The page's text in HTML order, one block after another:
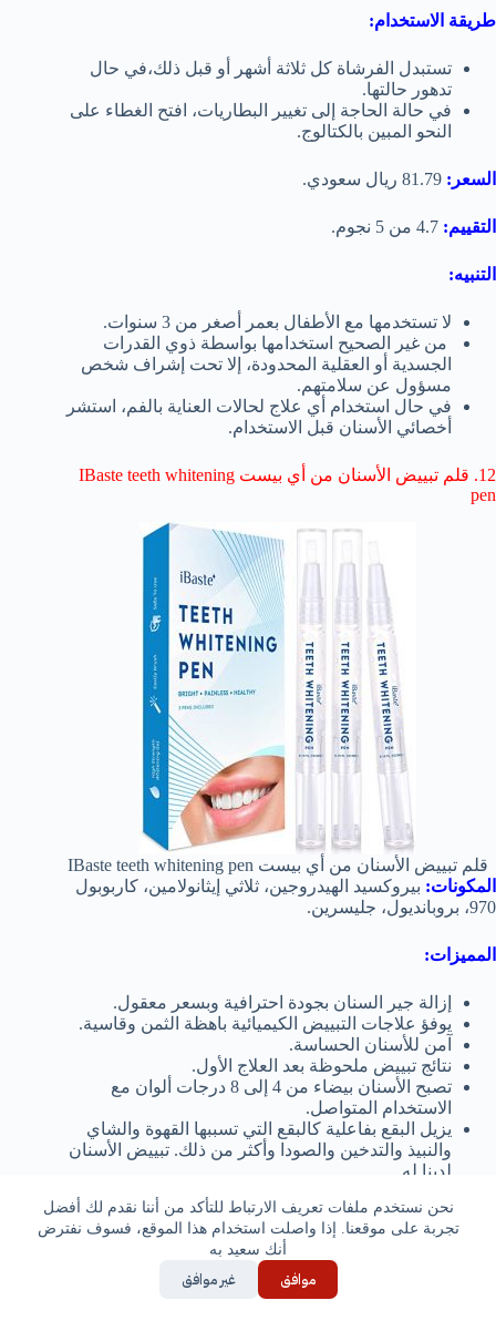
نحن نستخدم ملفات تعريف الارتباط للتأكد من أننا نقدم لك أفضل
تجربة على موقعنا. إذا واصلت استخدام هذا الموقع، فسوف نفترض
أنك سعيد به
موافق غير موافق
طريقة الاستخدام:
تستبدل الفرشاة كل ثلاثة أشهر أو قبل ذلك،في حال
تدهور حالتها.
في حالة الحاجة إلى تغيير البطاريات، افتح الغطاء على
النحو المبين بالكتالوج.
السعر:
التقييم: 4.7 من 5 نجوم.
التنبيه:
لا تستخدمها مع الأطفال بعمر أصغر من 3 سنوات.
من غير الصحيح استخدامها بواسطة ذوي القدرات
الجسدية أو العقلية المحدودة، إلا تحت إشراف شخص
مسؤول عن سلامتهم.
في حال استخدام أي علاج لحالات العناية بالفم، استشر
أخصائي الأسنان قبل الاستخدام.
12. قلم تبييض الأسنان من أي بيست IBaste teeth whitening
pen
قلم تبييض الأسنان من أي بيست IBaste teeth whitening pen
المكونات: بيروكسيد الهيدروجين، ثلاثي إيثانولامين، كاربوبول
970، بروبانديول، جليسرين.
المميزات:
إزالة جير السنان بجودة احترافية وبسعر معقول.
يوفؤ علاجات التبييض الكيميائية باهظة الثمن وقاسية.
آمن للأسنان الحساسة.
نتائج تبييض ملحوظة بعد العلاج الأول.
تصبح الأسنان بيضاء من 4 إلى 8 درجات ألوان مع
الاستخدام المتواصل.
يزيل البقع بفاعلية كالبقع التي تسببها القهوة والشاي
والنبيذ والتدخين والصودا وأكثر من ذلك. تبييض الأسنان
لدينا له
لا يسبب ألم.
خفيف الوزن وسهل الاستخدام والتنقل به.
يتم الضغط علي الإنبوب مع تحريك القلم